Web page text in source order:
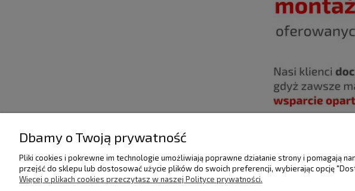
POMOC
Regulamin
DOSTAWA I PŁATNOŚCI
Raty/Leasing
MOJE
Dbamy o Twoją prywatność
Pliki cookies i pokrewne im technologie umożliwiają poprawne działanie strony i pomagają
przejść do sklepu lub dostosować użycie plików do swoich preferencji, wybierając opcję
Więcej o plikach cookies przeczytasz w naszej Polityce prywatności.